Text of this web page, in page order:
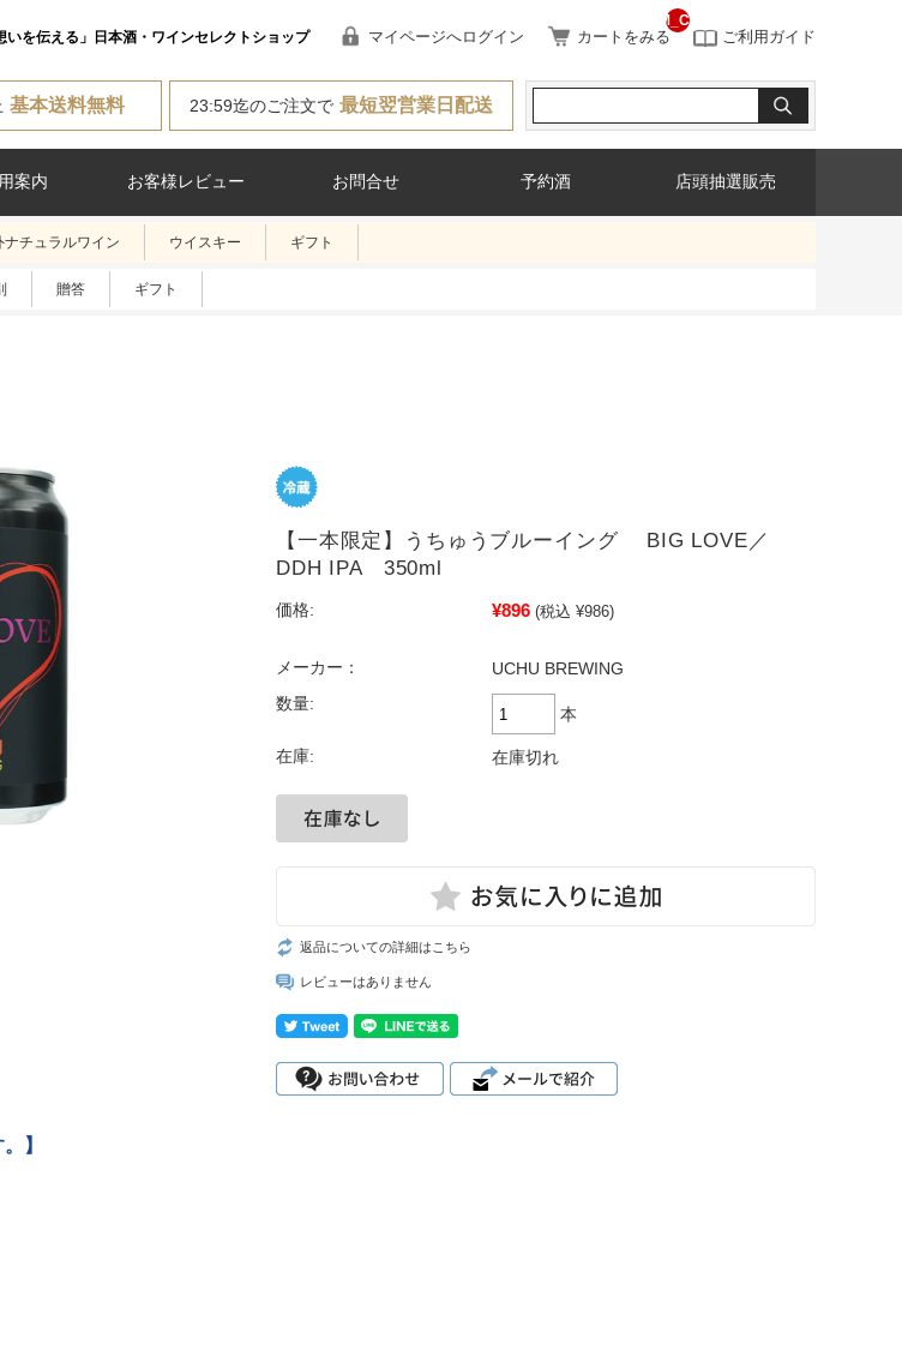
いを伝える」日本酒・ワインセレクトショップ マイページへログイン カートをみる
__ITM_CNT__
ご利用ガイド
基本送料無料 23:59迄のご注文で 最短翌営業日配送
案内 お客様レビュー お問合せ 予約酒 店頭抽選販売
ナチュラルワイン ウイスキー ギフト
贈答 ギフト
【一本限定】うちゅうブルーイング BIG LOVE／
DDH IPA 350ml
価格: ¥896 (税込 ¥986)
メーカー：
UCHU BREWING
数量:
本
在庫: 在庫切れ
返品についての詳細はこちら
レビューはありません
】